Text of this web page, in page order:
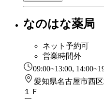
なのはな薬局
ネット予約可
営業時間外
09:00~13:00,
愛知県名古屋市西
１Ｆ